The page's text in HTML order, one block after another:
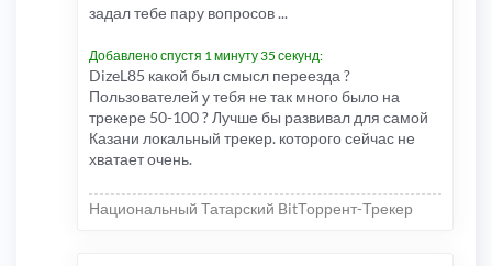
задал тебе пару вопросов ...
Добавлено спустя 1 минуту 35 секунд:
DizeL85 какой был смысл переезда ?
Пользователей у тебя не так много было на
трекере 50-100 ? Лучше бы развивал для самой
Казани локальный трекер. которого сейчас не
хватает очень.
Национальный Татарский BitТоррент-Трекер